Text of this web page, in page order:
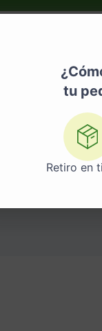
tu
Retiro en
Nuestras Marcas